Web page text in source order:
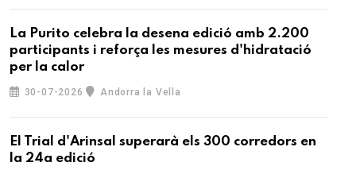
La Purito celebra la desena edició amb 2.200
participants i reforça les mesures d'hidratació
per la calor
30-07-2026 Andorra la Vella
El Trial d'Arinsal superarà els 300 corredors en
la 24a edició